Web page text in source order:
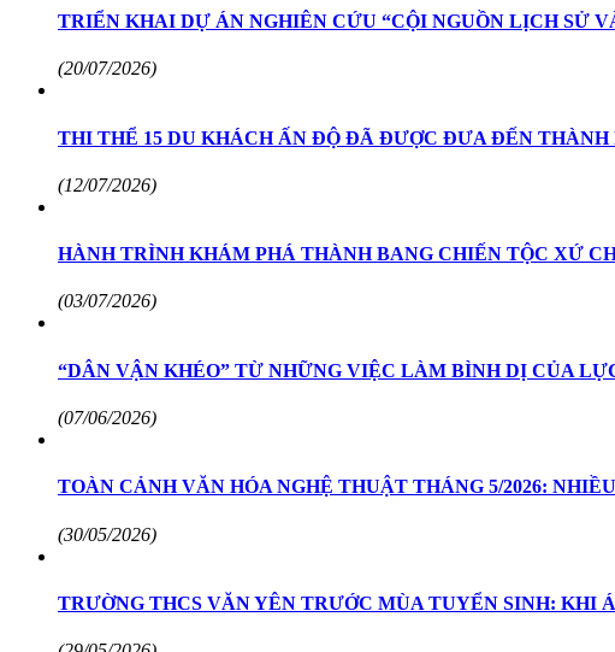
TRIỂN KHAI DỰ ÁN NGHIÊN CỨU “CỘI NGUỒN LỊCH SỬ
(20/07/2026)
THI THỂ 15 DU KHÁCH ẤN ĐỘ ĐÃ ĐƯỢC ĐƯA ĐẾN
(12/07/2026)
HÀNH TRÌNH KHÁM PHÁ THÀNH BANG CHIẾN TỘC XỨ
(03/07/2026)
“DÂN VẬN KHÉO” TỪ NHỮNG VIỆC LÀM BÌNH DỊ CỦA
(07/06/2026)
TOÀN CẢNH VĂN HÓA NGHỆ THUẬT THÁNG 5/2026:
(30/05/2026)
TRƯỜNG THCS VĂN YÊN TRƯỚC MÙA TUYỂN SINH: KHI